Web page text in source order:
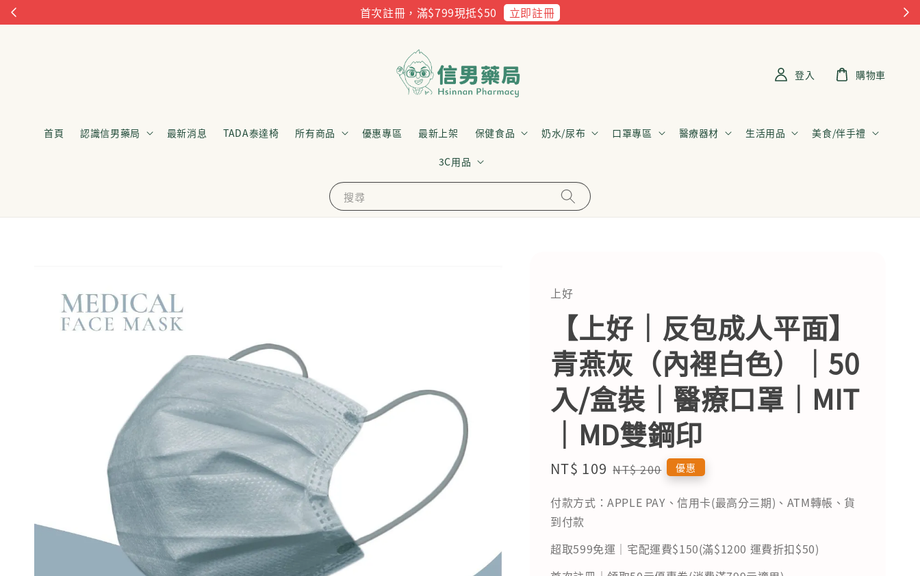
首次註冊，滿$799現抵$50 立即註冊
搜尋
首頁 認識信男藥局 最新消息 TADA泰達椅 所有商品 優惠專區 最新上架 保健食品 奶水/尿布 口罩專區 醫療器材 生活用品 美食/伴手禮
3C用品
登入 購物車
上好
【上好｜反包成人平面】
青燕灰（內裡白色）｜50
入/盒裝｜醫療口罩｜MIT
｜MD雙鋼印
Sale
NT$ 109 Regular
NT$ 200 優惠
付款方式：APPLE PAY、信用卡(最高分三期)、ATM轉帳、貨
到付款
超取599免運｜宅配運費$150(滿$1200 運費折扣$50)